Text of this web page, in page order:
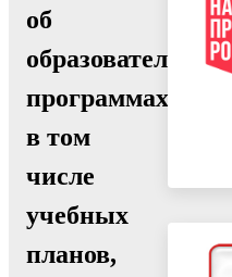
об
образовательных
программах,
в том
числе
учебных
планов,